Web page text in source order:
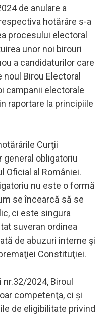
de anulare a
hotărâre s-a
procesului electoral
unor noi birouri
a candidaturilor care
Birou Electoral
campanii electorale
raportare la principiile
Curţii
general obligatoriu
Oficial al României.
nu este o formă
se încearcă să se
ci este singura
suveran ordinea
de abuzuri interne şi
Constituţiei.
2024, Biroul
competenţa, ci şi
de eligibilitate privind